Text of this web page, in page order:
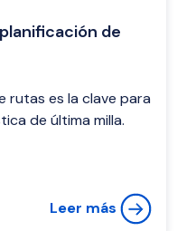
de
rutas es la clave para
de última milla.
Leer más